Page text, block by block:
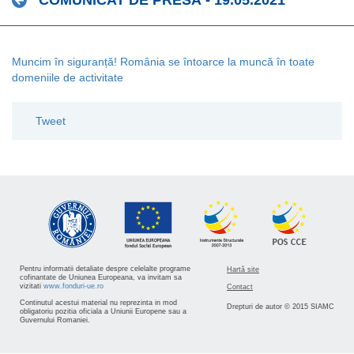
Muncim în siguranță! România se întoarce la muncă în toate
domeniile de activitate
Tweet
Pentru informatii detaliate despre celelalte programe
cofinantate de Uniunea Europeana, va invitam sa
vizitati www.fonduri-ue.ro
Continutul acestui material nu reprezinta in mod
obligatoriu pozitia oficiala a Uniunii Europene sau a
Guvernului Romaniei.
Hartă site
Contact
Drepturi de autor © 2015 SIAMC